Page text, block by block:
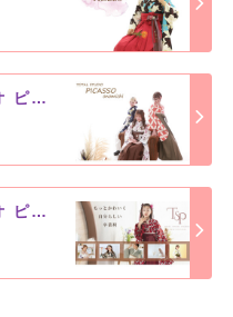
レンタル衣装＆Totalスタジオ ピカソ 尾道メイト店
レンタル衣装＆Totalスタジオ ピカソ 東広島店